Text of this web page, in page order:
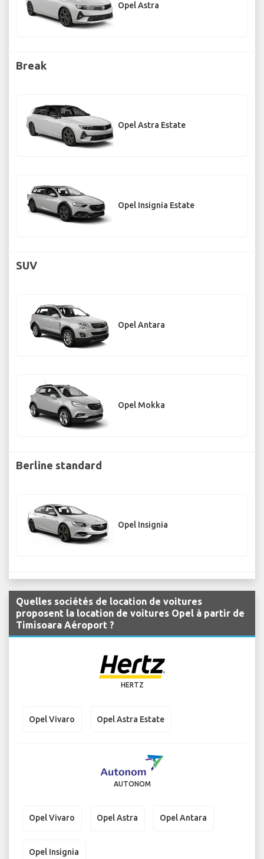
Opel Astra
Break
Opel Astra Estate
Opel Insignia Estate
SUV
Opel Antara
Opel Mokka
Berline standard
Opel Insignia
Quelles sociétés de location de voitures
proposent la location de voitures Opel à partir de
Timisoara Aéroport ?
HERTZ
Opel Vivaro Opel Astra Estate
AUTONOM
Opel Vivaro Opel Astra Opel Antara
Opel Insignia